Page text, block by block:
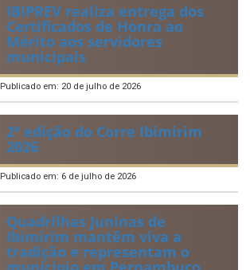
IBIPREV realiza entrega dos
Certificados de Honra ao
Mérito aos servidores
municipais
Publicado em: 20 de julho de 2026
2ª edição do Corre Ibimirim
2026
Publicado em: 6 de julho de 2026
Quadrilhas Juninas de
Ibimirim mantêm viva a
tradição e representam o